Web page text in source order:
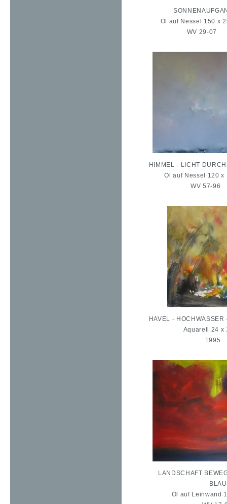
Öl auf Nessel 150 x
WV 29-07
HIMMEL - LICHT
Öl auf Nessel 120 x
WV 57-96
HAVEL -
Aquarell 24 x
1995
LANDSCHAFT
BLAU
Öl auf Leinwand